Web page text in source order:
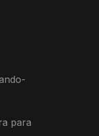
para